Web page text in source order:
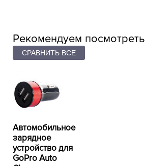
Рекомендуем посмотреть
Автомобильное
зарядное
устройство для
GoPro Auto